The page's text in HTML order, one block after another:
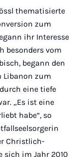
thematisierte
zum
ihr Interesse
besonders vom
begann den
Libanon zum
eine tiefe
„Es ist eine
habe“, so
Christlich-
sich im Jahr 2010